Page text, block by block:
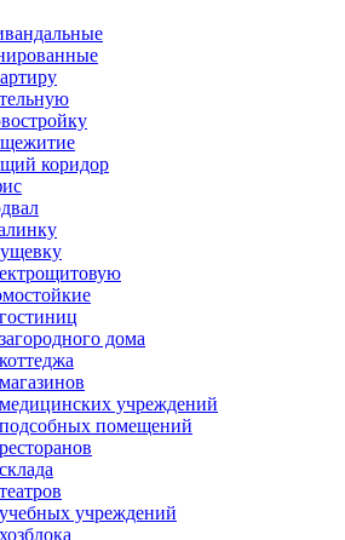
коридор
дома
учреждений
помещений
учреждений